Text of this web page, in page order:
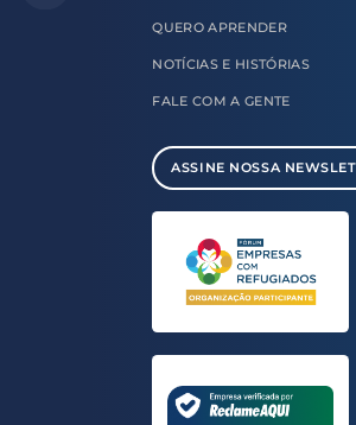
QUEROAPRENDER
NOTÍCIAS E HISTÓRIAS
FALE COMA GENTE
ASSINE NOSSA